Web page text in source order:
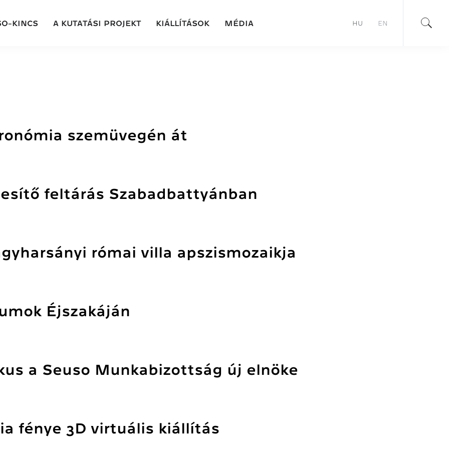
KINCS A KUTATÁSI PROJEKT KIÁLLÍTÁSOK MÉDIA HU EN
szemüvegén át
feltárás Szabadbattyánban
római villa apszismozaikja
Éjszakáján
a Seuso Munkabizottság új elnöke
fénye 3D virtuális kiállítás